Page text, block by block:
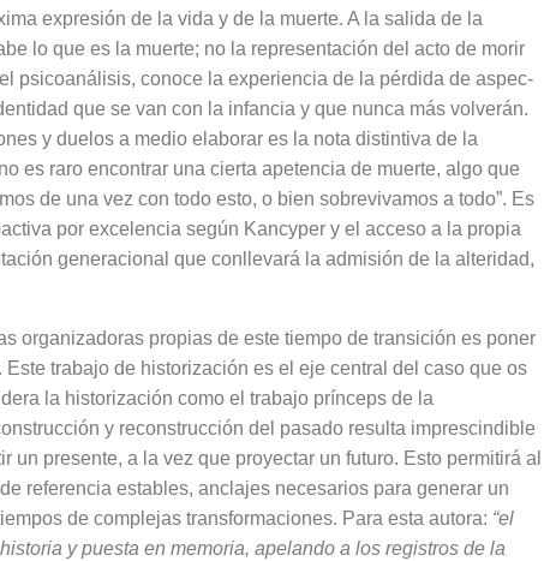
expresión de la vida y de la muerte. A la salida de la
lo que es la muerte; no la representación del acto de morir
psicoanálisis, co­noce la experiencia de la pérdida de aspec­
que se van con la infancia y que nunca más volverán.
y duelos a medio elaborar es la nota distintiva de la
es raro encontrar una cierta apeten­cia de muerte, algo que
de una vez con todo esto, o bien sobrevivamos a todo”. Es
por ex­celencia según Kancyper y el acceso a la propia
generacional que conllevará la admi­sión de la alteridad,
organi­zadoras propias de este tiempo de transi­ción es poner
trabajo de historización es el eje central del caso que os
la historización como el trabajo prínceps de la
y reconstrucción del pasado resulta imprescindible
un presente, a la vez que proyectar un futuro. Esto permitirá al
refe­rencia estables, anclajes necesarios para generar un
de complejas transformaciones. Para esta autora: “el
y puesta en memoria, apelando a los registros de la